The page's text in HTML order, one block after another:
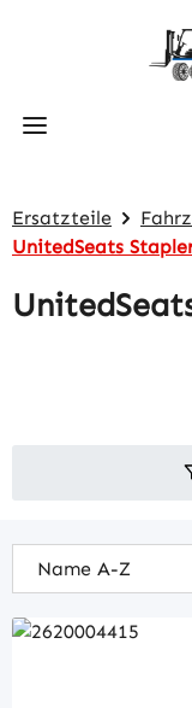
Zum Hauptinhalt
Ersatzteile
UnitedSeats